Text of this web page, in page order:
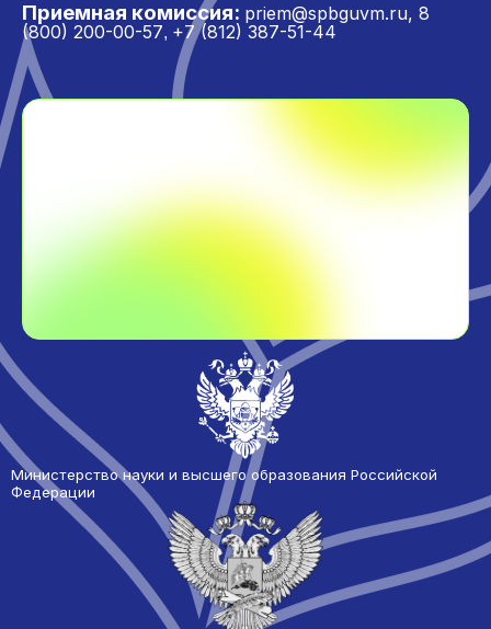
Приемная комиссия: priem@spbguvm.ru, 8
(800) 200-00-57, +7 (812) 387-51-44
Министерство науки и высшего образования Российской
Федерации